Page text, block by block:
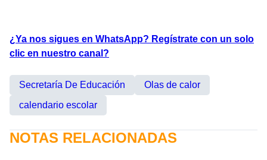
¿Ya nos sigues en WhatsApp? Regístrate con un solo
clic en nuestro canal?
Secretaría De Educación
Olas de calor
calendario escolar
NOTAS RELACIONADAS